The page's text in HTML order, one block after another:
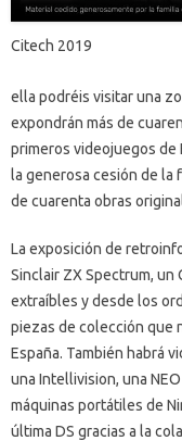
Citech 2019
ella podréis visitar una
expondrán más de
primeros videojuegos de
la generosa cesión de la
de cuarenta obras
La exposición de
Sinclair ZX Spectrum, un
extraíbles y desde los
piezas de colección que
España. También habrá
una Intellivision, una
máquinas portátiles de
última DS gracias a la